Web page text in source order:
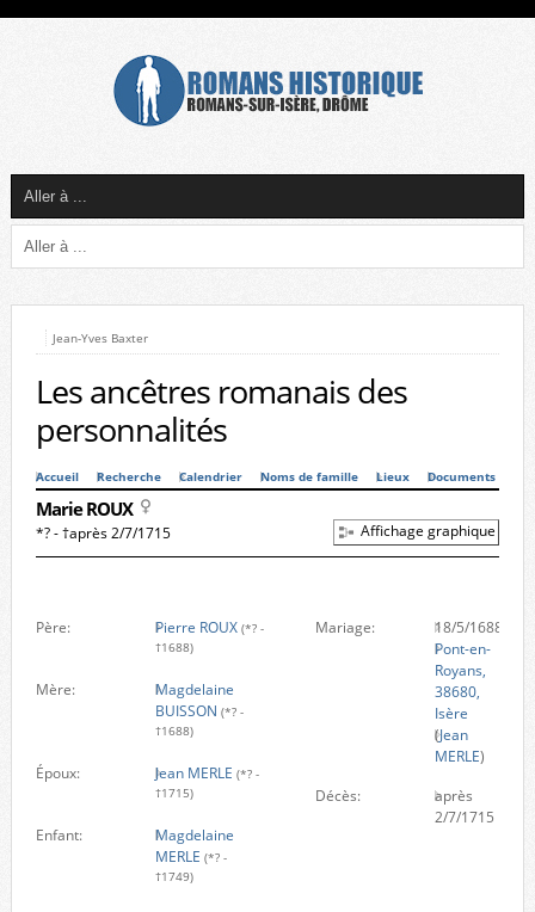
Jean-Yves Baxter
Les ancêtres romanais des
personnalités
Accueil Recherche Calendrier Noms de famille Lieux Documents
Marie ROUX
*? - †après 2/7/1715 Affichage graphique
Père: Pierre ROUX (*? -
†1688)
Mère:
Magdelaine
BUISSON (*? -
†1688)
Époux:
Jean MERLE (*? -
†1715)
Enfant:
Magdelaine
MERLE (*? -
†1749)
Mariage:
18/5/1688
Pont-en-
Royans,
38680,
Isère
(Jean
MERLE)
Décès:
après
2/7/1715